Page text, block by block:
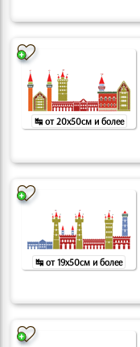
↹ от 20x50см и более
↹ от 19x50см и более